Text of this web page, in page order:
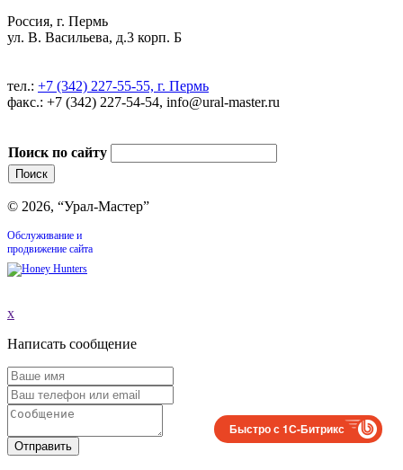
Россия, г. Пермь
ул. В. Васильева, д.3 корп. Б
тел.: +7 (342) 227-55-55, г. Пермь
факс.: +7 (342) 227-54-54, info@ural-master.ru
Поиск по сайту
© 2026, “Урал-Мастер”
Обслуживание и
продвижение сайта
x
Написать сообщение
Отправить
Быстро с 1С-Битрикс